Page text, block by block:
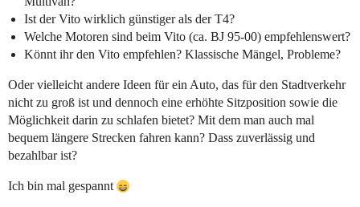
Ist der Vito wirklich günstiger als der T4?
Welche Motoren sind beim Vito (ca. BJ 95-00) empfehlenswert?
Könnt ihr den Vito empfehlen? Klassische Mängel, Probleme?
Oder vielleicht andere Ideen für ein Auto, das für den Stadtverkehr
nicht zu groß ist und dennoch eine erhöhte Sitzposition sowie die
Möglichkeit darin zu schlafen bietet? Mit dem man auch mal
bequem längere Strecken fahren kann? Dass zuverlässig und
bezahlbar ist?
Ich bin mal gespannt